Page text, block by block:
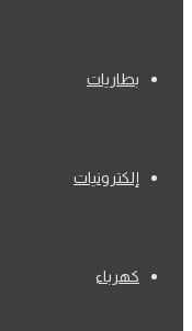
بطاريات
إلكترونيات
كهرباء